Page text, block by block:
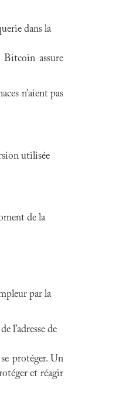
dans la
Bitcoin assure
n’aient pas
utilisée
de la
par la
l’adresse de
protéger. Un
et réagir